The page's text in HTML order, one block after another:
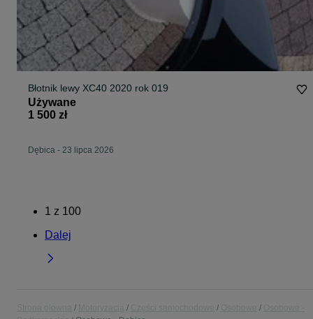
Błotnik lewy XC40 2020 rok 019
Używane
1 500 zł
Dębica - 23 lipca 2026
1 z 100
Dalej